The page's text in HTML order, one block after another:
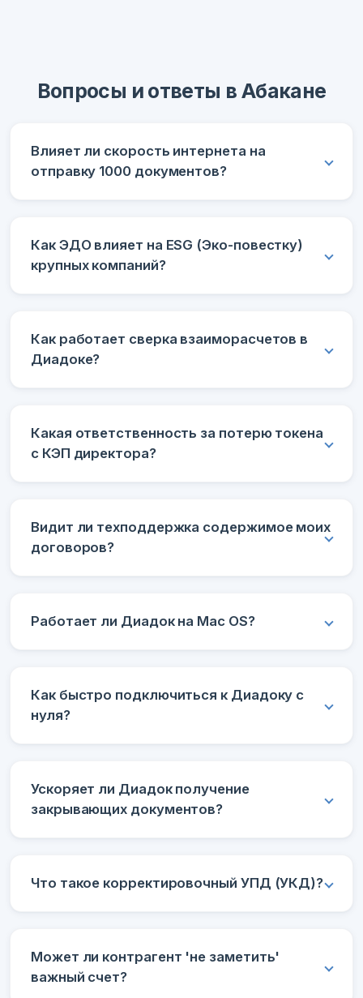
Вопросы и ответы в Абакане
Влияет ли скорость интернета на
отправку 1000 документов?
Как ЭДО влияет на ESG (Эко-повестку)
крупных компаний?
Как работает сверка взаиморасчетов в
Диадоке?
Какая ответственность за потерю токена
с КЭП директора?
Видит ли техподдержка содержимое моих
договоров?
Работает ли Диадок на Mac OS?
Как быстро подключиться к Диадоку с
нуля?
Ускоряет ли Диадок получение
закрывающих документов?
Что такое корректировочный УПД (УКД)?
Может ли контрагент 'не заметить'
важный счет?